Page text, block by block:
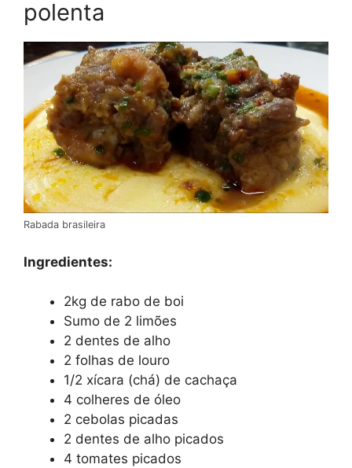
polenta
Rabada brasileira
Ingredientes:
2kg de rabo de boi
Sumo de 2 limões
2 dentes de alho
2 folhas de louro
1/2 xícara (chá) de cachaça
4 colheres de óleo
2 cebolas picadas
2 dentes de alho picados
4 tomates picados